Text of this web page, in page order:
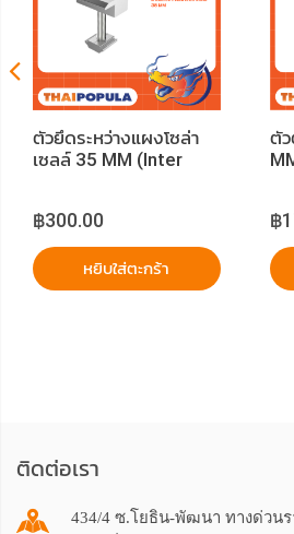
ตัวยึดระหว่างแผงโซล่า
เซลล์ 35 MM (Inter
฿300.00
หยิบใส่ตะกร้า
ตัว
฿
ติดต่อเรา
434/4 ซ.โยธิน-พัฒนา ทางด่วน